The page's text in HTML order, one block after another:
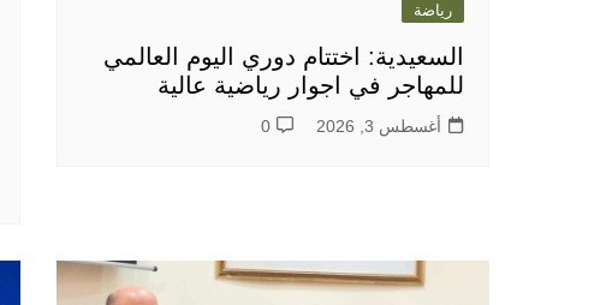
رياضة
السعيدية: اختتام دوري اليوم العالمي
للمهاجر في اجوار رياضية عالية
أغسطس 3, 2026 0